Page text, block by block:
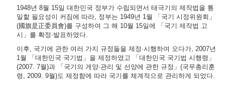
1948년 8월 15일 대한민국 정부가 수립되면서 태극기의 제작법을 통
일할 필요성이 커짐에 따라, 정부는 1949년 1월 「국기 시정위원회」
(國旗是正委員會)를 구성하여 그 해 10월 15일에 「국기 제작법 고
시」를 확정·발표하였다.
이후, 국기에 관한 여러 가지 규정들을 제정·시행하여 오다가, 2007년
1월 「대한민국 국기법」을 제정하였고 「대한민국 국기법 시행령」
(2007. 7월)과 「국기의 게양·관리 및 선양에 관한 규정」(국무총리훈
령, 2009. 9월)도 제정함에 따라 국기를 체계적으로 관리하게 되었다.